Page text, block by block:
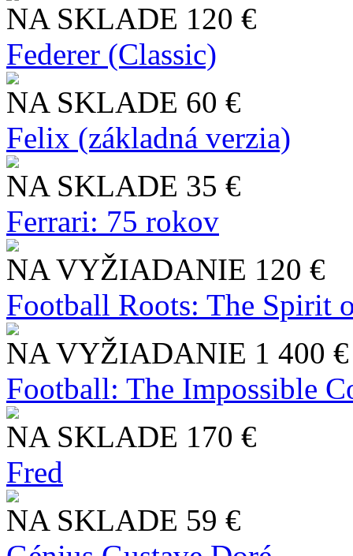
NA SKLADE 120 €
Federer (Classic)
NA SKLADE 60 €
Felix (základná verzia)
NA SKLADE 35 €
Ferrari: 75 rokov
NA VYŽIADANIE 120 €
Football Roots: The Spirit
NA VYŽIADANIE 1 400 €
Football: The Impossible
NA SKLADE 170 €
Fred
NA SKLADE 59 €